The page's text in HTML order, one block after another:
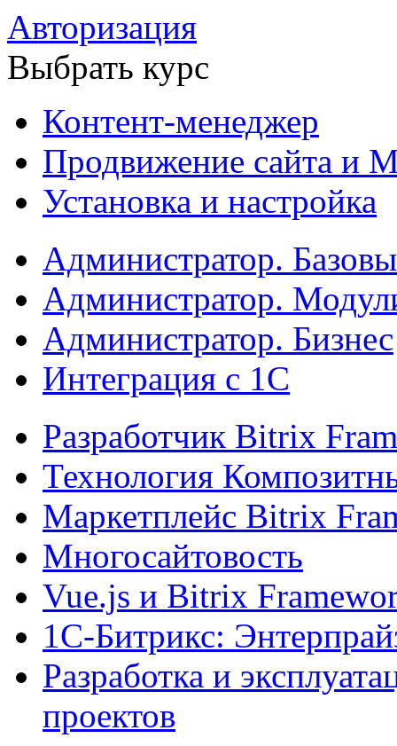
Авторизация
Выбрать курс
Контент-менеджер
Продвижение сайта и
Установка и настройка
Администратор.
Администратор.
Администратор. Бизнес
Интеграция с 1С
Разработчик Bitrix
Технология
Маркетплейс Bitrix
Многосайтовость
Vue.js и Bitrix
1С-Битрикс:
Разработка и
проектов